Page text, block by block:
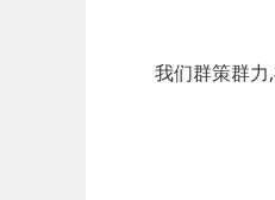
我们群策群力